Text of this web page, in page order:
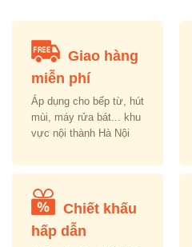
Giao hàng
miễn phí
Áp dụng cho bếp từ, hút
mùi, máy rửa bát... khu
vực nội thành Hà Nội
Chiết khấu
hấp dẫn